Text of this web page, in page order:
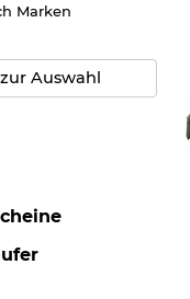
Marken
Auswahl